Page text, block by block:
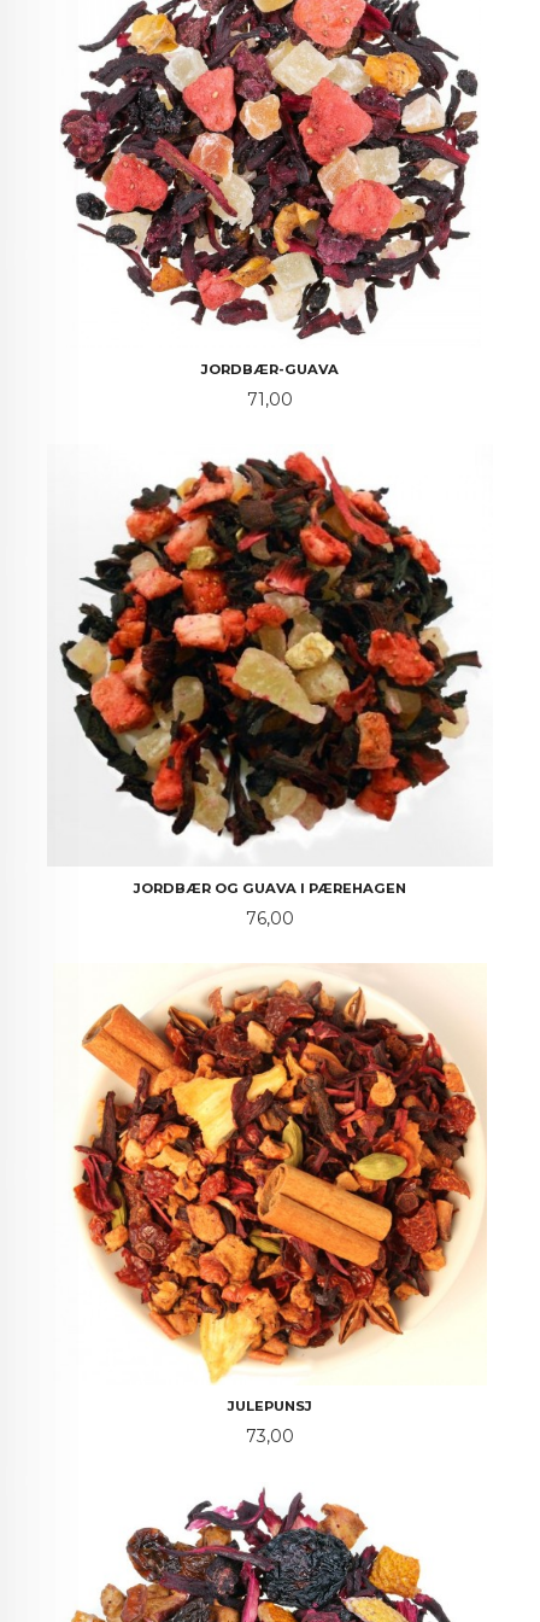
JORDBÆR-GUAVA
Pris
71,00
JORDBÆR OG GUAVA I PÆREHAGEN
Pris
76,00
JULEPUNSJ
Pris
73,00